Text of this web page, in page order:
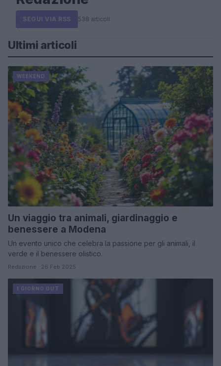
SEGUI VIA RSS 538 articoli
Ultimi articoli
WEEKEND
Un viaggio tra animali, giardinaggio e
benessere a Modena
Un evento unico che celebra la passione per gli animali, il
verde e il benessere olistico.
Redazione · 26 Feb 2025
1 GIORNO OUT